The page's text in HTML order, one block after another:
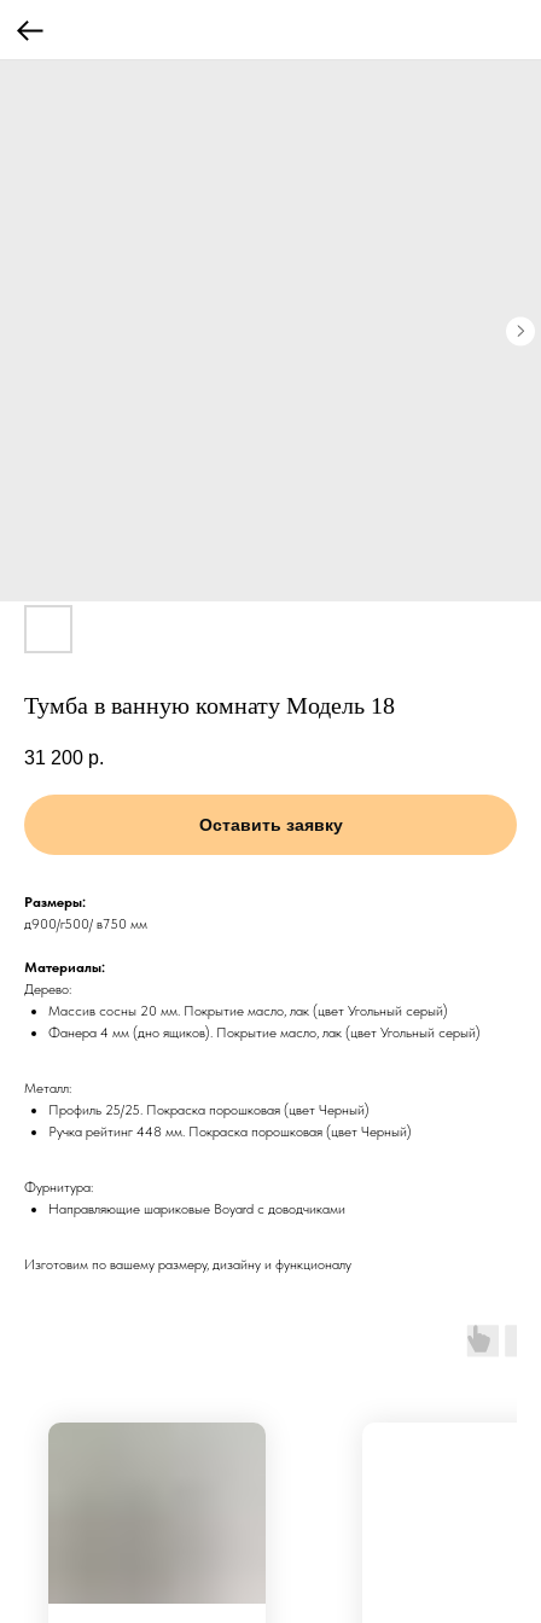
Тумба в ванную комнату Модель 18
31 200 р.
Оставить заявку
Размеры:
д900/г500/ в750 мм
Материалы:
Дерево:
Массив сосны 20 мм. Покрытие масло, лак (цвет Угольный серый)
Фанера 4 мм (дно ящиков). Покрытие масло, лак (цвет Угольный серый)
Металл:
Профиль 25/25. Покраска порошковая (цвет Черный)
Ручка рейтинг 448 мм. Покраска порошковая (цвет Черный)
Фурнитура:
Направляющие шариковые Boyard с доводчиками
Изготовим по вашему размеру, дизайну и функционалу